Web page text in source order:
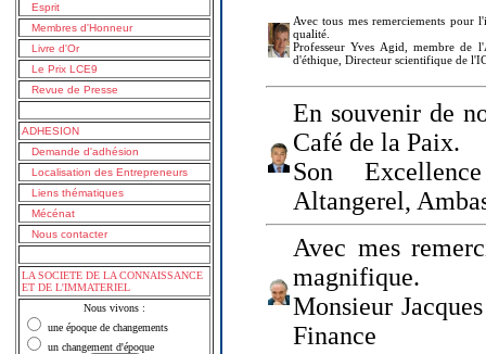
Esprit
Membres d'Honneur
Livre d'Or
Le Prix LCE9
Revue de Presse
ADHESION
Demande d'adhésion
Localisation des Entrepreneurs
Liens thématiques
Mécénat
Nous contacter
LA SOCIETE DE LA CONNAISSANCE
ET DE L'IMMATERIEL
Nous vivons :
une époque de changements
un changement d'époque
Avec tous mes remerciements pour
qualité.
Professeur Yves Agid, membre de
d'éthique, Directeur scientifique de
En souvenir de
Café de la Paix.
Son
Altangerel,
Avec mes
magnifique.
Monsieur
Finance